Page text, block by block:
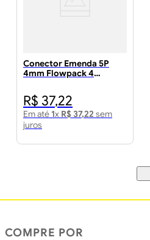
Conector Emenda 5P
4mm Flowpack 4
R$ 37,22
Em até 1x R$ 37,22 sem
juros
COMPRE POR